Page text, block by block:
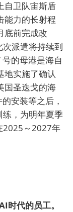
自卫队宙斯盾
能力的长射程
底前完成改
派遣将持续到
的母港是海自
地实施了确认
国圣迭戈的海
安装等之后，
，为明年夏季
2025～2027年
时代的员工。